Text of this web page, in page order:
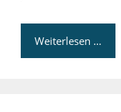
Weiterlesen …